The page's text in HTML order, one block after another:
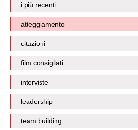
i più recenti
atteggiamento
citazioni
film consigliati
interviste
leadership
team building